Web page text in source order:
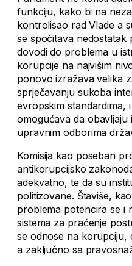
funkciju, kako bi na
kontrolisao rad Vlade a
se spočitava nedostatak
dovodi do problema u
korupcije na najvišim
ponovo izražava velika
sprječavanju sukoba
evropskim standardima,
omogućava da
upravnim odborima
Komisija kao poseban
antikorupcijsko
adekvatno, te da su
politizovane. Štaviše,
problema potencira se i
sistema za praćenje
se odnose na korupciju,
a zaključno sa